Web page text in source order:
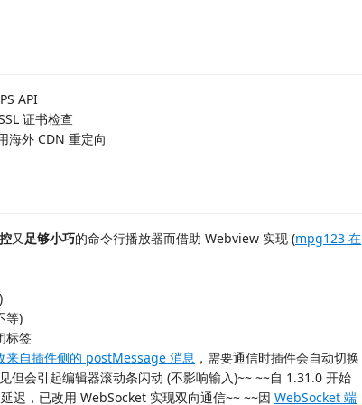
API
证书检查
海外 CDN 重定向
又足够小巧的命令行播放器而借助 Webview 实现 (mpg123 在
)
等)
标签
来自插件侧的 postMessage 消息 ，需要通信时插件会自动切换
会引起编辑器滚动条闪动 (不影响输入)~~ ~~自 1.31.0 开始
迟，已改用 WebSocket 实现双向通信~~ ~~因 WebSocket 端